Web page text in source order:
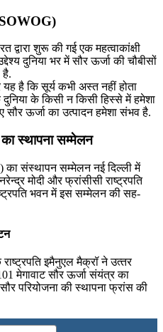
द्वारा शुरू की गई एक महत्वाकांक्षी
दुनिया भर में सौर ऊर्जा की चौबीसों
है.
है कि सूर्य कभी अस्त नहीं होता
के किसी न किसी हिस्से में हमेशा
सौर ऊर्जा का उत्पादन हमेशा संभव है.
स्थापना सम्मेलन
का संस्थापन सम्मेलन नई दिल्ली में
मोदी और फ्रांसीसी राष्ट्रपति
भवन में इस सम्मेलन की सह-
इमैनुएल मैक्रॉ ने उत्‍तर
मेगावाट सौर ऊर्जा संयंत्र का
परियोजना की स्थापना फ्रांस की